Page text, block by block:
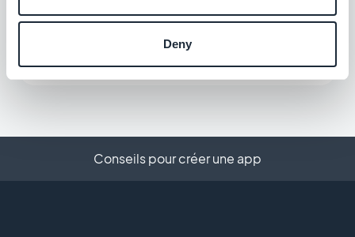
Deny
Maîtrisez votre comptabilité
Conseils pour créer une app